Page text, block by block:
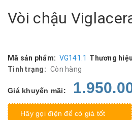
Vòi chậu
Mã sản phẩm: VG141.1 Thương
Tình trạng: Còn hàng
Giá khuyến mãi:
Hãy gọi điện để có giá tốt